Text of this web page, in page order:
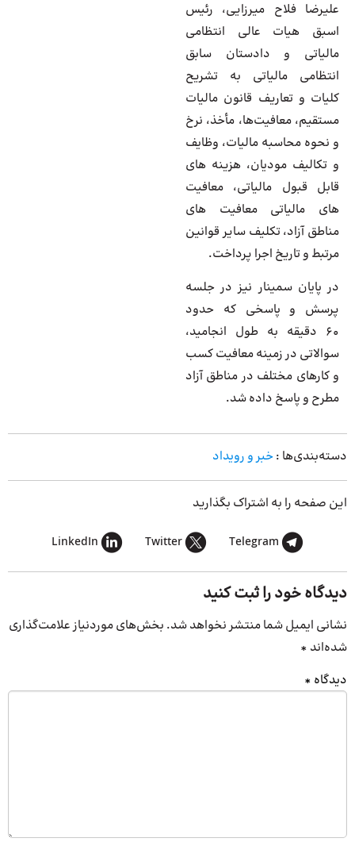
علیرضا فلاح میرزایی، رئیس
اسبق هیات عالی انتظامی
مالیاتی و دادستان سابق
انتظامی مالیاتی به تشریح
کلیات و تعاریف قانون مالیات
مستقیم، معافیت‌ها، مأخذ، نرخ
و نحوه محاسبه مالیات، وظایف
و تکالیف مودیان، هزینه های
قابل قبول مالیاتی، معافیت
های مالیاتی معافیت های
مناطق آزاد، تکلیف سایر قوانین
مرتبط و تاریخ اجرا پرداخت.
در پایان سمینار نیز در جلسه
پرسش و پاسخی که حدود
60 دقیقه به طول انجامید،
سوالاتی در زمینه معافیت کسب
و کارهای مختلف در مناطق آزاد
مطرح و پاسخ داده شد.
دسته‌بندی‌ها :خبر و رویداد
این صفحه را به اشتراک بگذارید
Telegram
Twitter
LinkedIn
دیدگاه خود را ثبت کنید
نشانی ایمیل شما منتشر نخواهد شد. بخش‌های موردنیاز علامت‌گذاری
شده‌اند *
دیدگاه *